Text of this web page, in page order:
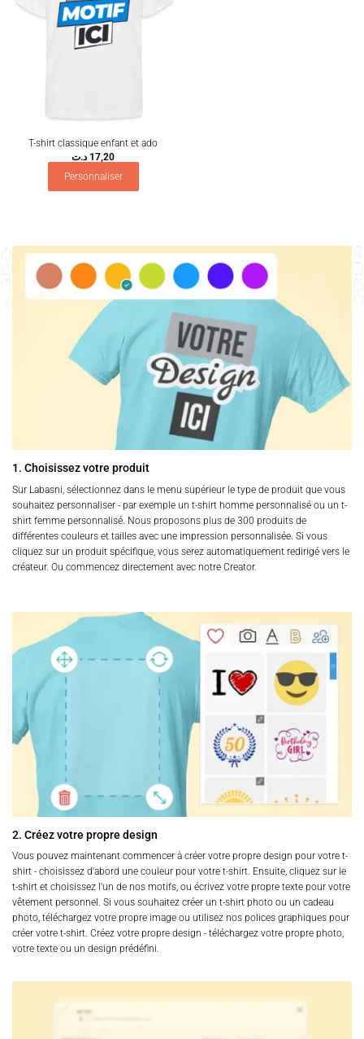
T-shirt classique enfant et ado
17,20 د.ت
Personnaliser
1. Choisissez votre produit
Sur Labasni, sélectionnez dans le menu supérieur le type de produit que vous
souhaitez personnaliser - par exemple un t-shirt homme personnalisé ou un t-
shirt femme personnalisé. Nous proposons plus de 300 produits de
différentes couleurs et tailles avec une impression personnalisée. Si vous
cliquez sur un produit spécifique, vous serez automatiquement redirigé vers le
créateur. Ou commencez directement avec notre Creator.
2. Créez votre propre design
Vous pouvez maintenant commencer à créer votre propre design pour votre t-
shirt - choisissez d'abord une couleur pour votre t-shirt. Ensuite, cliquez sur le
t-shirt et choisissez l'un de nos motifs, ou écrivez votre propre texte pour votre
vêtement personnel. Si vous souhaitez créer un t-shirt photo ou un cadeau
photo, téléchargez votre propre image ou utilisez nos polices graphiques pour
créer votre t-shirt. Créez votre propre design - téléchargez votre propre photo,
votre texte ou un design prédéfini.